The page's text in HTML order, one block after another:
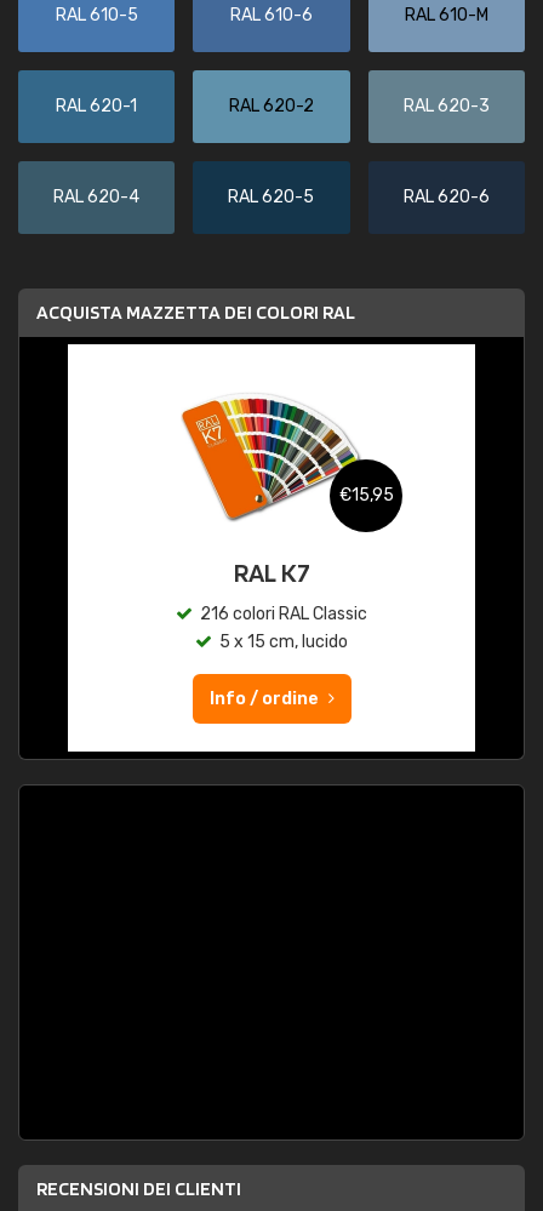
RAL 610-5 RAL 610-6 RAL 610-M
RAL 620-1 RAL 620-2 RAL 620-3
RAL 620-4 RAL 620-5 RAL 620-6
ACQUISTA MAZZETTA DEI COLORI RAL
€15,95
RAL K7
216 colori RAL Classic
5 x 15 cm, lucido
Info / ordine
RECENSIONI DEI CLIENTI